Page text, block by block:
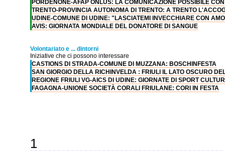
PORDENONE-AFAP ONLUS: LA COMUNICAZIONE POSSIBILE
TRENTO-PROVINCIA AUTONOMA DI TRENTO: A TRENTO
UDINE-COMUNE DI UDINE: "LASCIATEMI INVECCHIARE CON
AVIS: GIORNATA MONDIALE DEL DONATORE DI SANGUE
Volontariato e ... dintorni
Iniziative che ci possono interessare
CASTIONS DI STRADA-COMUNE DI MUZZANA: BOSCHINFESTA
SAN GIORGIO DELLA RICHINVELDA : FRIULI IL LATO OSCURO
REGIONE FRIULI VG-AICS DI UDINE: GIORNATE DI SPORT
FAGAGNA-UNIONE SOCIETÀ CORALI FRIULANE: CORI IN FESTA
1